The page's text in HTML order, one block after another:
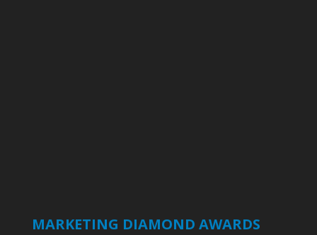
MARKETING DIAMOND AWARDS